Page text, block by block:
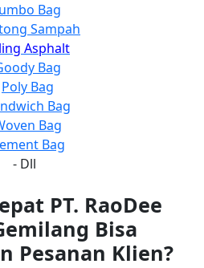
Bag
Sampah
Asphalt
Bag
Poly Bag
Bag
Bag
Bag
- Dll
PT. RaoDee
Bisa
Pesanan Klien?